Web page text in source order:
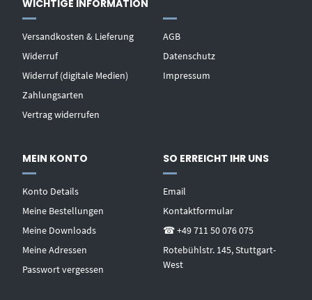
WICHTIGE INFORMATION
Versandkosten & Lieferung
Widerruf
Widerruf (digitale Medien)
Zahlungsarten
Vertrag widerrufen
AGB
Datenschutz
Impressum
MEIN KONTO
Konto Details
Meine Bestellungen
Meine Downloads
Meine Adressen
Passwort vergessen
SO ERREICHT IHR UNS
Email
Kontaktformular
☎ +49 711 50 076 075
Rotebühlstr. 145, Stuttgart-
West